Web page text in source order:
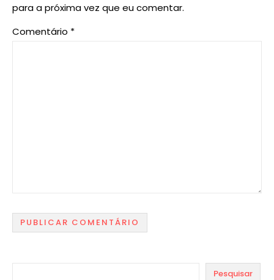
para a próxima vez que eu comentar.
Comentário *
Pesquisar